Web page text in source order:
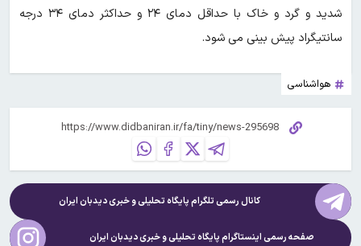
شدید و گرد و خاک با حداقل دمای ۲۴ و حداکثر دمای ۳۴ درجه
سانتیگراد پیش‌ بینی می‌ شود.
هواشناسی
کانال رسمی تلگرام پایگاه تحلیلی و خبریدیدبان ایران
صفحه رسمی اینستاگرام پایگاه تحلیلی و خبریدیدبان ایران